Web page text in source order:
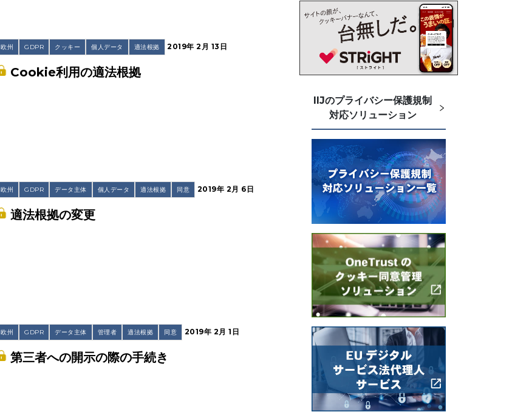
欧州 GDPR クッキー 個人データ 適法根拠 2019年 2月 13日
Cookie利用の適法根拠
欧州 GDPR データ主体 個人データ 適法根拠 同意 2019年 2月 6日
適法根拠の変更
欧州 GDPR データ主体 管理者 適法根拠 同意 2019年 2月 1日
第三者への開示の際の手続き
IIJのプライバシー保護規制
対応ソリューション